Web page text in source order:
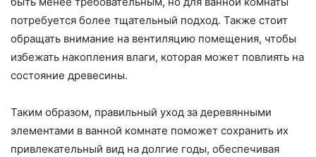
потребуется более тщательный подход. Также стоит
обращать внимание на вентиляцию помещения, чтобы
избежать накопления влаги, которая может повлиять на
состояние древесины.
Таким образом, правильный уход за деревянными
элементами в ванной комнате поможет сохранить их
привлекательный вид на долгие годы, обеспечивая